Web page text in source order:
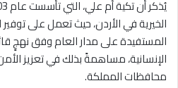
الخيرية في الأردن، حيث تعمل على
المستفيدة على مدار العام وفق نهجٍ
الإنسانية، مساهمةً بذلك في تعزيز
محافظات المملكة.